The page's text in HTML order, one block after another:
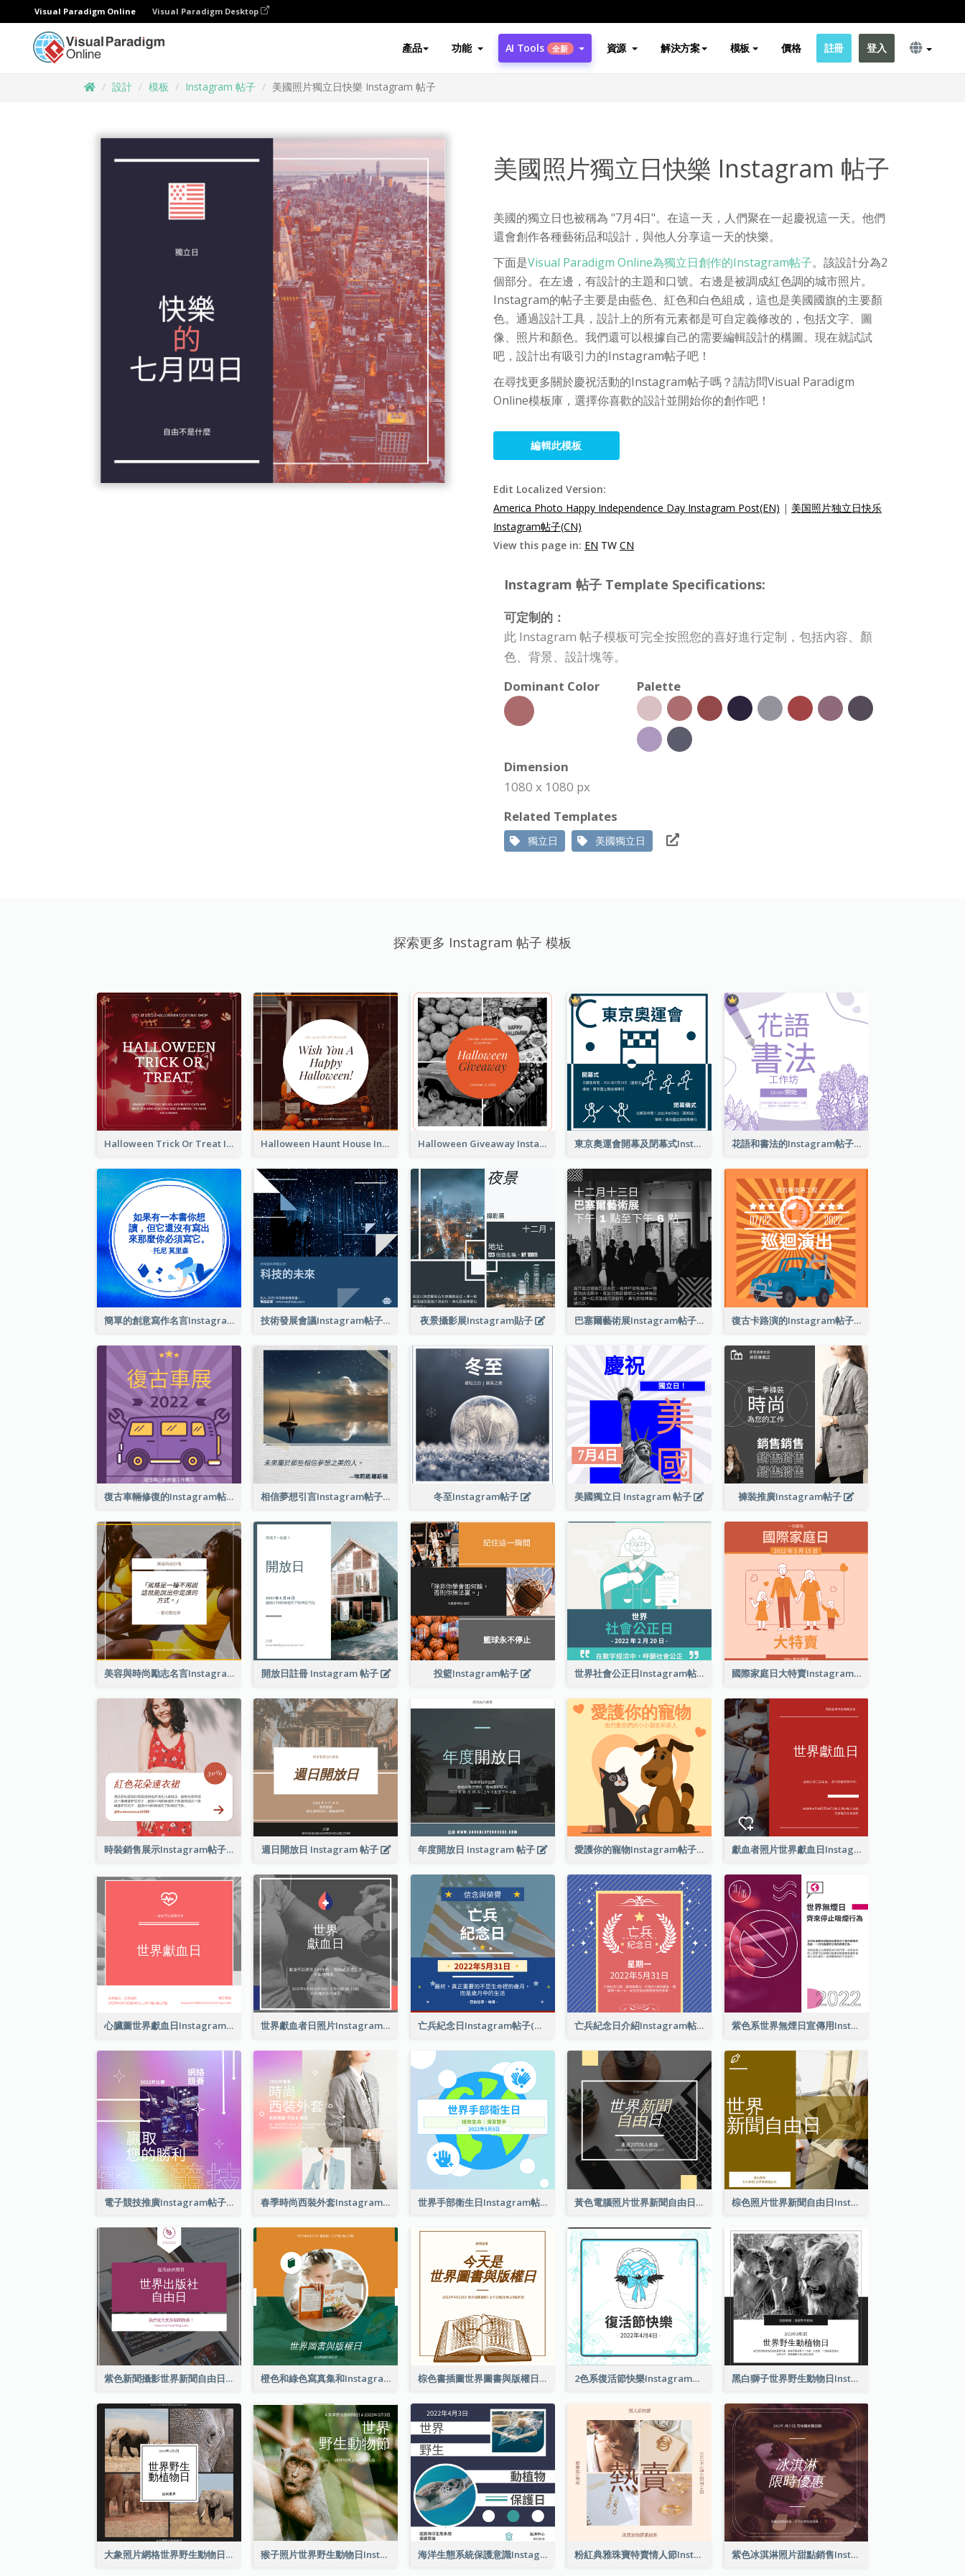
Visual Paradigm Online Visual Paradigm Desktop
產品 功能 AI Tools 全新 資源 解決方案 模板 價格 註冊 登入
設計 模板 Instagram 帖子 美國照片獨立日快樂 Instagram 帖子
美國照片獨立日快樂 Instagram 帖子
美國的獨立日也被稱為 "7月4日"。在這一天，人們聚在一起慶祝這一天。他們
還會創作各種藝術品和設計，與他人分享這一天的快樂。
下面是Visual Paradigm Online為獨立日創作的Instagram帖子。該設計分為2
個部分。在左邊，有設計的主題和口號。右邊是被調成紅色調的城市照片。
Instagram的帖子主要是由藍色、紅色和白色組成，這也是美國國旗的主要顏
色。通過設計工具，設計上的所有元素都是可自定義修改的，包括文字、圖
像、照片和顏色。我們還可以根據自己的需要編輯設計的構圖。現在就試試
吧，設計出有吸引力的Instagram帖子吧！
在尋找更多關於慶祝活動的Instagram帖子嗎？請訪問Visual Paradigm
Online模板庫，選擇你喜歡的設計並開始你的創作吧！
編輯此模板
Edit Localized Version:
America Photo Happy Independence Day Instagram Post(EN) | 美国照片独立日快乐
Instagram帖子(CN)
View this page in: EN TW CN
Instagram 帖子 Template Specifications:
可定制的：
此 Instagram 帖子模板可完全按照您的喜好進行定制，包括內容、顏
色、背景、設計塊等。
Dominant Color
Palette
Dimension
1080 x 1080 px
Related Templates
獨立日 美國獨立日
探索更多 Instagram 帖子 模板
Halloween Trick Or Treat Instagram Post Halloween Haunt House Instagram Post Halloween Giveaway Instagram Post 東京奧運會開幕及閉幕式Instagram帖子 花語和書法的Instagram帖子
簡單的創意寫作名言Instagram帖子 技術發展會議Instagram帖子 夜景攝影展Instagram貼子 巴塞爾藝術展Instagram帖子 復古卡路演的Instagram帖子
復古車輛修復的Instagram帖子 相信夢想引言Instagram帖子 冬至Instagram帖子 美國獨立日 Instagram 帖子 褲裝推廣Instagram帖子
美容與時尚勵志名言Instagram帖子 開放日註冊 Instagram 帖子 投籃Instagram帖子 世界社會公正日Instagram帖子 國際家庭日大特賣Instagram帖子
時裝銷售展示Instagram帖子 週日開放日 Instagram 帖子 年度開放日 Instagram 帖子 愛護你的寵物Instagram帖子 獻血者照片世界獻血日Instagram帖子
心臟圖世界獻血日Instagram帖子 世界獻血者日照片Instagram帖子 亡兵紀念日Instagram帖子(附名言引用) 亡兵紀念日介紹Instagram帖子 紫色系世界無煙日宣傳用Instagram帖子
電子競技推廣Instagram帖子 春季時尚西裝外套Instagram帖子 世界手部衛生日Instagram帖子 黃色電腦照片世界新聞自由日Instagram帖子 棕色照片世界新聞自由日Instagram帖子
紫色新聞攝影世界新聞自由日Instagram帖子 橙色和綠色寫真集和Instagram版權日 棕色書插圖世界圖書與版權日Instagram帖子 2色系復活節快樂Instagram帖子 黑白獅子世界野生動物日Instagram帖子
大象照片網格世界野生動物日Instagram帖子 猴子照片世界野生動物日Instagram帖子 海洋生態系統保護意識Instagram帖子 粉紅典雅珠寶特賣情人節Instagram帖子 紫色冰淇淋照片甜點銷售Instagram帖子